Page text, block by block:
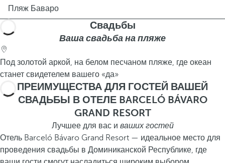
Пляж Баваро
Свадьбы
Ваша свадьба на пляже
Под золотой аркой, на белом песчаном пляже, где океан
станет свидетелем вашего «да»
ПРЕИМУЩЕСТВА ДЛЯ ГОСТЕЙ ВАШЕЙ
СВАДЬБЫ В ОТЕЛЕ BARCELÓ BÁVARO
GRAND RESORT
Лучшее для вас и ваших гостей
Отель Barceló Bávaro Grand Resort — идеальное место для
проведения свадьбы в Доминиканской Республике, где